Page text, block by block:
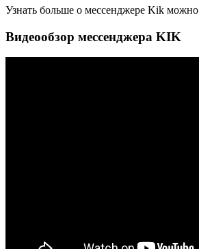
Узнать больше о мессенджере Kik можно
Видеообзор мессенджера KIK